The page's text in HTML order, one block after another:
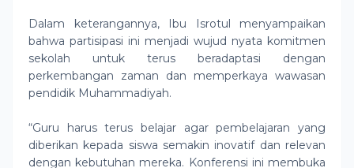
Dalam keterangannya, Ibu Isrotul menyampaikan
bahwa partisipasi ini menjadi wujud nyata komitmen
sekolah untuk terus beradaptasi dengan
perkembangan zaman dan memperkaya wawasan
pendidik Muhammadiyah.
“Guru harus terus belajar agar pembelajaran yang
diberikan kepada siswa semakin inovatif dan relevan
dengan kebutuhan mereka. Konferensi ini membuka